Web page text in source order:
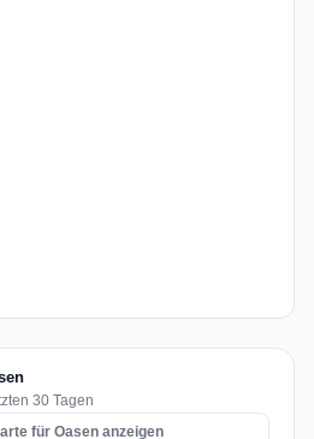
30 Tagen
für Oasen anzeigen